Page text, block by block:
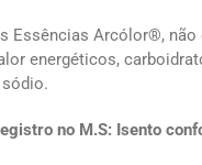
Essências Arcólor®,
energéticos,
no M.S: Isento